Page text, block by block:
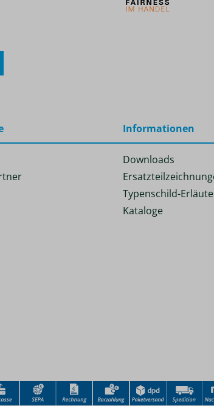
Informationen
Downloads
Typenschild-
Kataloge